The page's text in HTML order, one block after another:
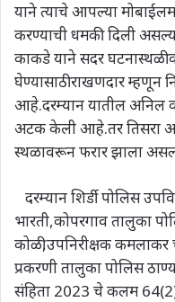
याने त्याचे आपल्या
करण्याची धमकी दिली
काकडे याने सदर घटनास्थळी
घेण्यासाठी राखणदार
आहे.दरम्यान यातील अनिल
अटक केली आहे.तर तिसरा
स्थळावरून फरार झाला
दरम्यान शिर्डी पोलिस
भारती,कोपरगाव तालुका
कोळी,उपनिरीक्षक
प्रकरणी तालुका पोलिस
संहिता 2023 चे कलम